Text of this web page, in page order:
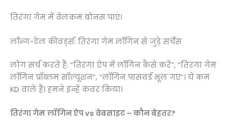
तिरंगा गेम में वेलकम बोनस पाएं।
लॉन्ग-टेल कीवर्ड्स: तिरंगा गेम लॉगिन से जुड़े सर्चेस
लोग सर्च करते हैं: “तिरंगा ऐप में लॉगिन कैसे करें”, “तिरंगा गेम
लॉगिन प्रॉब्लम सॉल्यूशन”, “लॉगिन पासवर्ड भूल गए”। ये कम
KD वाले हैं। हमने इन्हें कवर किया।
तिरंगा गेम लॉगिन ऐप vs वेबसाइट – कौन बेहतर?